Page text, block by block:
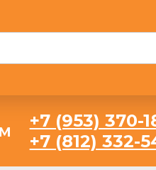
+7 (953) 370-
+7 (812) 332-